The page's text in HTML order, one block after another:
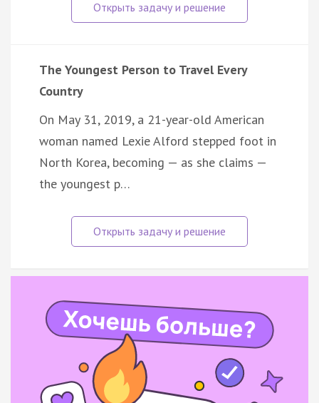
The Youngest Person to Travel Every
Country
On May 31, 2019, a 21-year-old American
woman named Lexie Alford stepped foot in
North Korea, becoming — as she claims —
the youngest p…